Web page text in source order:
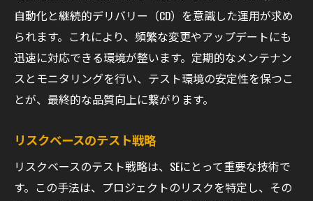
自動化と継続的デリバリー（CD）を意識した運用が求め
られます。これにより、頻繁な変更やアップデートにも
迅速に対応できる環境が整います。定期的なメンテナン
スとモニタリングを行い、テスト環境の安定性を保つこ
とが、最終的な品質向上に繋がります。
リスクベースのテスト戦略
リスクベースのテスト戦略は、SEにとって重要な技術で
す。この手法は、プロジェクトのリスクを特定し、その